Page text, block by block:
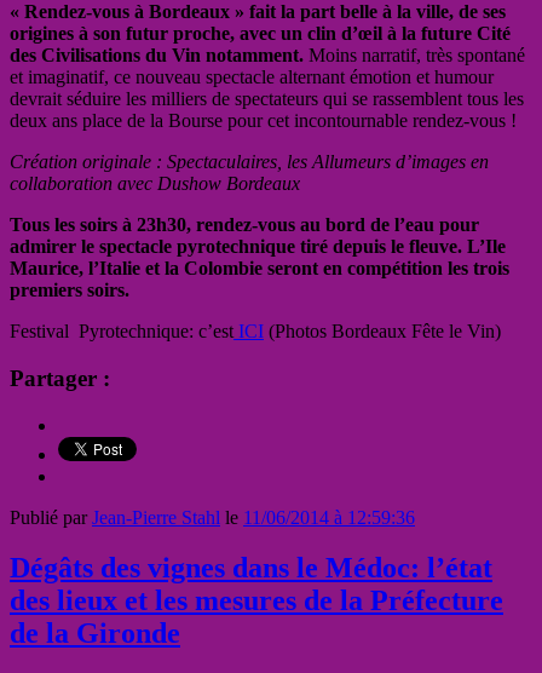
« Rendez-vous à Bordeaux » fait la part belle à la ville, de ses
origines à son futur proche, avec un clin d’œil à la future Cité
des Civilisations du Vin notamment. Moins narratif, très spontané
et imaginatif, ce nouveau spectacle alternant émotion et humour
devrait séduire les milliers de spectateurs qui se rassemblent tous les
deux ans place de la Bourse pour cet incontournable rendez-vous !
Création originale : Spectaculaires, les Allumeurs d’images en
collaboration avec Dushow Bordeaux
Tous les soirs à 23h30, rendez-vous au bord de l’eau pour
admirer le spectacle pyrotechnique tiré depuis le fleuve. L’Ile
Maurice, l’Italie et la Colombie seront en compétition les trois
premiers soirs.
Festival Pyrotechnique: c’est ICI (Photos Bordeaux Fête le Vin)
Partager :
Publié parJean-Pierre Stahl le 11/06/2014 à 12:59:36
Dégâts des vignes dans le Médoc: l’état
des lieux et les mesures de la Préfecture
de la Gironde